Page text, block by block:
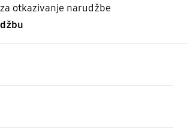
otkazivanje narudžbe